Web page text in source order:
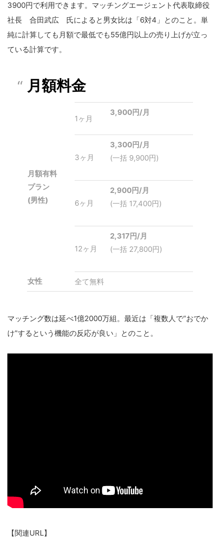
3900円で利用できます。マッチングエージェント代表取締役
社長 合田武広 氏によると男女比は「6対4」とのこと。単
純に計算しても月額で最低でも55億円以上の売り上げが立っ
ている計算です。
月額料金
月額有料
プラン
(男性)
1 ヶ月
3,900円/月
3ヶ月
3,300円/月
(一括 9,900円)
6ヶ月
2,900円/月
(一括 17,400円)
12ヶ月
2,317円/月
(一括 27,800円)
女性 全て無料
マッチング数は延べ1億2000万組。最近は「複数人で“おでか
け”するという機能の反応が良い」とのこと。
【関連URL】